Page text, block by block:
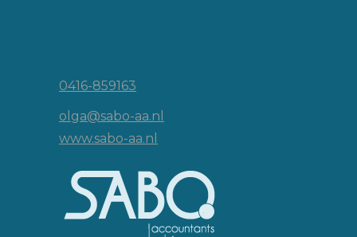
0416-859163
olga@sabo-aa.nl
www.sabo-aa.nl